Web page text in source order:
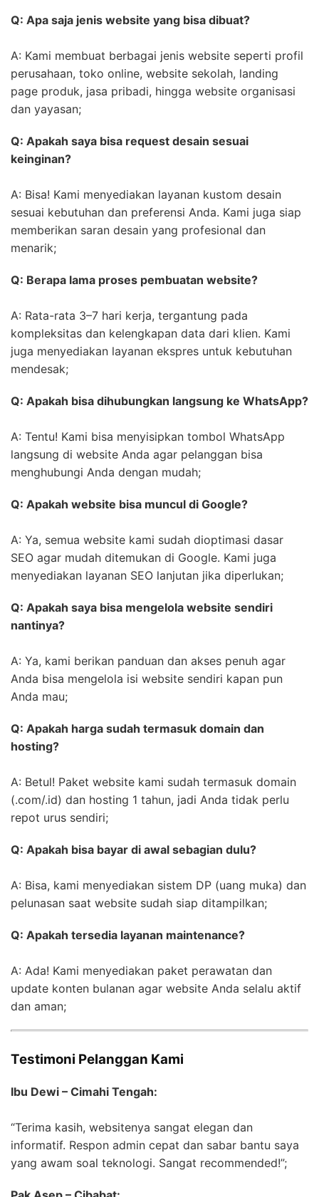
Q: Apa saja jenis website yang bisa dibuat?
A: Kami membuat berbagai jenis website seperti profil
perusahaan, toko online, website sekolah, landing
page produk, jasa pribadi, hingga website organisasi
dan yayasan;
Q: Apakah saya bisa request desain sesuai
keinginan?
A: Bisa! Kami menyediakan layanan kustom desain
sesuai kebutuhan dan preferensi Anda. Kami juga siap
memberikan saran desain yang profesional dan
menarik;
Q: Berapa lama proses pembuatan website?
A: Rata-rata 3–7 hari kerja, tergantung pada
kompleksitas dan kelengkapan data dari klien. Kami
juga menyediakan layanan ekspres untuk kebutuhan
mendesak;
Q: Apakah bisa dihubungkan langsung ke WhatsApp?
A: Tentu! Kami bisa menyisipkan tombol WhatsApp
langsung di website Anda agar pelanggan bisa
menghubungi Anda dengan mudah;
Q: Apakah website bisa muncul di Google?
A: Ya, semua website kami sudah dioptimasi dasar
SEO agar mudah ditemukan di Google. Kami juga
menyediakan layanan SEO lanjutan jika diperlukan;
Q: Apakah saya bisa mengelola website sendiri
nantinya?
A: Ya, kami berikan panduan dan akses penuh agar
Anda bisa mengelola isi website sendiri kapan pun
Anda mau;
Q: Apakah harga sudah termasuk domain dan
hosting?
A: Betul! Paket website kami sudah termasuk domain
(.com/.id) dan hosting 1 tahun, jadi Anda tidak perlu
repot urus sendiri;
Q: Apakah bisa bayar di awal sebagian dulu?
A: Bisa, kami menyediakan sistem DP (uang muka) dan
pelunasan saat website sudah siap ditampilkan;
Q: Apakah tersedia layanan maintenance?
A: Ada! Kami menyediakan paket perawatan dan
update konten bulanan agar website Anda selalu aktif
dan aman;
Testimoni Pelanggan Kami
Ibu Dewi – Cimahi Tengah:
“Terima kasih, websitenya sangat elegan dan
informatif. Respon admin cepat dan sabar bantu saya
yang awam soal teknologi. Sangat recommended!”;